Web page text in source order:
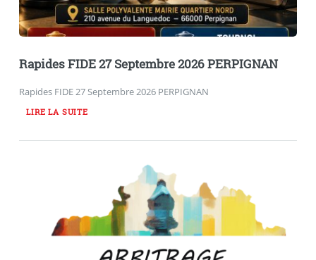
Rapides FIDE 27 Septembre 2026 PERPIGNAN
Rapides FIDE 27 Septembre 2026 PERPIGNAN
LIRE LA SUITE